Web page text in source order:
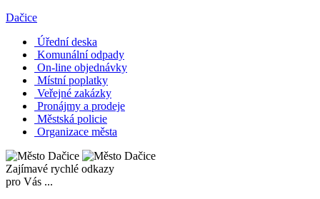
Dačice
Úřední deska
Komunální odpady
On-line objednávky
Místní poplatky
Veřejné zakázky
Pronájmy a prodeje
Městská policie
Organizace města
Zajímavé rychlé odkazy
pro Vás ...